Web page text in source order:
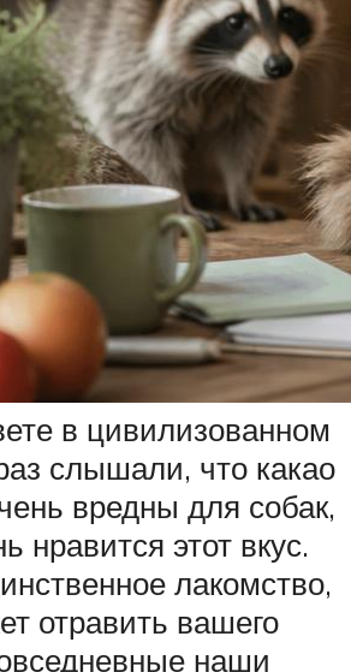
в цивилизованном
слышали, что какао
вредны для собак,
нравится этот вкус.
лакомство,
отравить вашего
наши